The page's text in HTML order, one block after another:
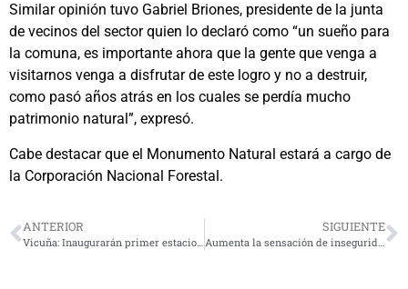
Similar opinión tuvo Gabriel Briones, presidente de la junta
de vecinos del sector quien lo declaró como “un sueño para
la comuna, es importante ahora que la gente que venga a
visitarnos venga a disfrutar de este logro y no a destruir,
como pasó años atrás en los cuales se perdía mucho
patrimonio natural”, expresó.
Cabe destacar que el Monumento Natural estará a cargo de
la Corporación Nacional Forestal.
ANTERIOR
Vicuña: Inaugurarán primer estacionamiento en Chile para MotorHome con administración municipal
SIGUIENTE
Aumenta la sensación de inseguridad en periodo de compras navideñas